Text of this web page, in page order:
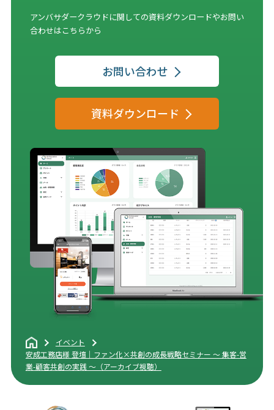
アンバサダークラウドに関しての資料ダウンロードやお問い
合わせはこちらから
お問い合わせ
資料ダウンロード
イベント
安成工務店様 登壇｜ファン化×共創の成長戦略セミナー ～ 集客-営
業-顧客共創の実践 ～（アーカイブ視聴）